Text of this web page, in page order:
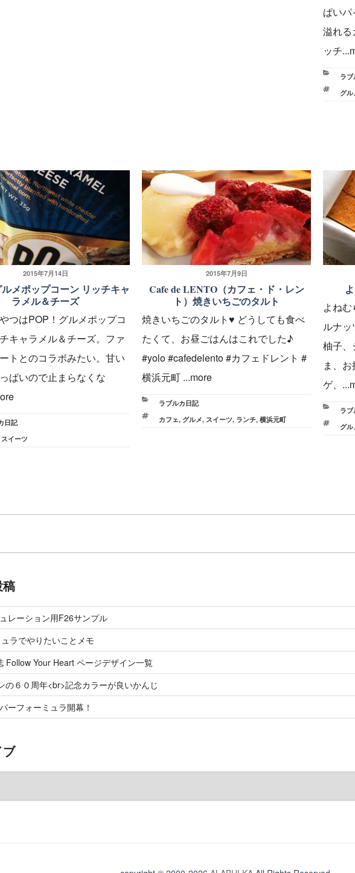
ぱい
溢れる
ッチ
カ
テ
ラ
タ
グル
投
稿
日:
2015年7月14日
メポップコーン リッチキャ
ラメル＆チーズ
つはPOP！グルメポップコ
キャラメル＆チーズ。ファ
トとのコラボみたい。甘い
ぱいので止まらなくな
日記
スイーツ
投
稿
日:
2015年7月9日
Cafe de LENTO（カフェ・ド・レン
ト）焼きいちごのタルト
焼きいちごのタルト♥︎ どうしても食べ
たくて、お昼ごはんはこれでした♪
#yolo #cafedelento #カフェドレント #
横浜元町 ...more
カ
テ
ラブルカ日記
タ
カフェ, グルメ, スイーツ, ランチ, 横浜元町
よね
ルナッ
柚子、
ま、
ゲ、
カ
テ
ラ
タ
グル
レーション用F26サンプル
ラでやりたいことメモ
Follow Your Heart ページデザイン一覧
の６０周年<br>記念カラーが良いかんじ
ーフォーミュラ開幕！
ブ